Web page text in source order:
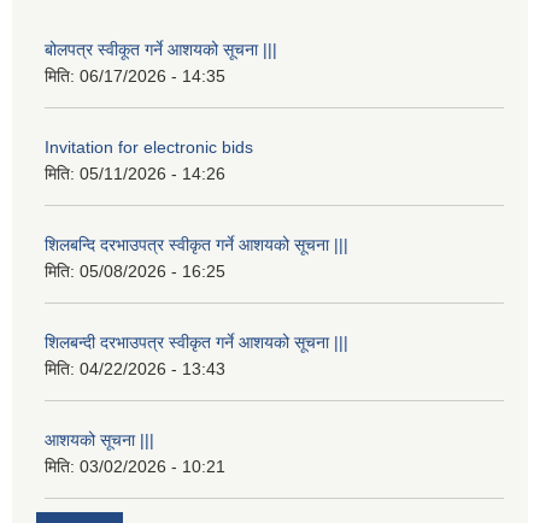
बोलपत्र स्वीकूत गर्ने आशयको सूचना |||
मिति: 06/17/2026 - 14:35
Invitation for electronic bids
मिति: 05/11/2026 - 14:26
शिलबन्दि दरभाउपत्र स्वीकृत गर्ने आशयको सूचना |||
मिति: 05/08/2026 - 16:25
शिलबन्दी दरभाउपत्र स्वीकृत गर्ने आशयको सूचना |||
मिति: 04/22/2026 - 13:43
आशयको सूचना |||
मिति: 03/02/2026 - 10:21